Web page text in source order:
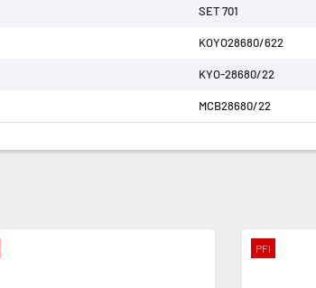
SET 701
KOYO28680/622
KYO-28680/22
MCB28680/22
PFI